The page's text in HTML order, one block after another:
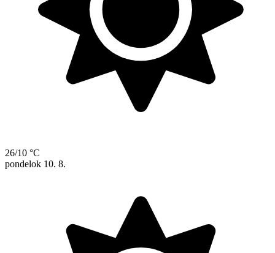
26/10 °C
pondelok 10. 8.